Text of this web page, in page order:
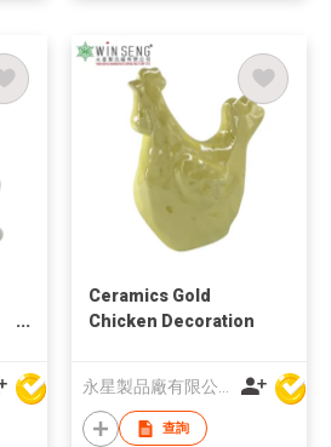
Ceramics Gold
Chicken Decoration
查詢